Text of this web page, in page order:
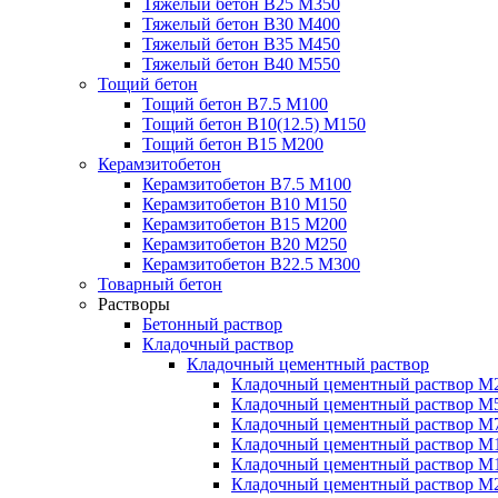
Тяжелый бетон В25 М350
Тяжелый бетон В30 М400
Тяжелый бетон В35 М450
Тяжелый бетон В40 М550
Тощий бетон
Тощий бетон В7.5 М100
Тощий бетон В10(12.5) М150
Тощий бетон В15 М200
Керамзитобетон
Керамзитобетон В7.5 М100
Керамзитобетон В10 М150
Керамзитобетон В15 М200
Керамзитобетон В20 М250
Керамзитобетон В22.5 М300
Товарный бетон
Растворы
Бетонный раствор
Кладочный раствор
Кладочный цементный раствор
Кладочный цементный раствор
Кладочный цементный раствор
Кладочный цементный раствор
Кладочный цементный раствор
Кладочный цементный раствор
Кладочный цементный раствор